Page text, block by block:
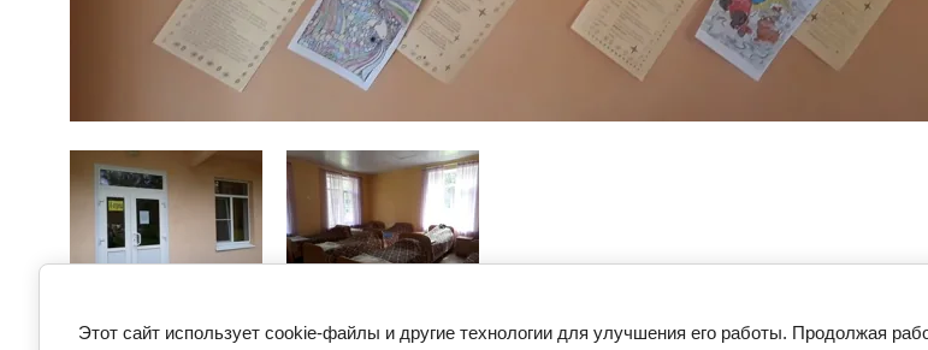
Этот сайт использует cookie-файлы и другие технологии для улучшения его работы. Продолжая